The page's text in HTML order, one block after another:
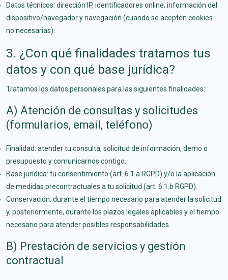
Datos técnicos: dirección IP, identificadores online, información del
dispositivo/navegador y navegación (cuando se acepten cookies
no necesarias).
3. ¿Con qué finalidades tratamos tus
datos y con qué base jurídica?
Tratamos los datos personales para las siguientes finalidades:
A) Atención de consultas y solicitudes
(formularios, email, teléfono)
Finalidad: atender tu consulta, solicitud de información, demo o
presupuesto y comunicarnos contigo.
Base jurídica: tu consentimiento (art. 6.1.a RGPD) y/o la aplicación
de medidas precontractuales a tu solicitud (art. 6.1.b RGPD).
Conservación: durante el tiempo necesario para atender la solicitud
y, posteriormente, durante los plazos legales aplicables y el tiempo
necesario para atender posibles responsabilidades.
B) Prestación de servicios y gestión
contractual